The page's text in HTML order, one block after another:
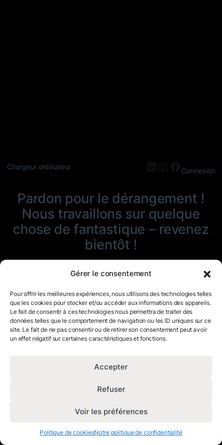
Gérer le consentement
Pour offrir les meilleures expériences, nous utilisons des technologies telles
que les cookies pour stocker et/ou accéder aux informations des appareils.
Le fait de consentir à ces technologies nous permettra de traiter des
données telles que le comportement de navigation ou les ID uniques sur ce
site. Le fait de ne pas consentir ou de retirer son consentement peut avoir
un effet négatif sur certaines caractéristiques et fonctions.
Accepter
Refuser
Voir les préférences
Politique de cookiesNotre politique de confidentialité
Chargeur ordinateur LinkedIn
Instagram
Connexion
Pardon pour le dérangement !
Nous travaillons sur quelque
chose de fantastique – revenez
bientôt !